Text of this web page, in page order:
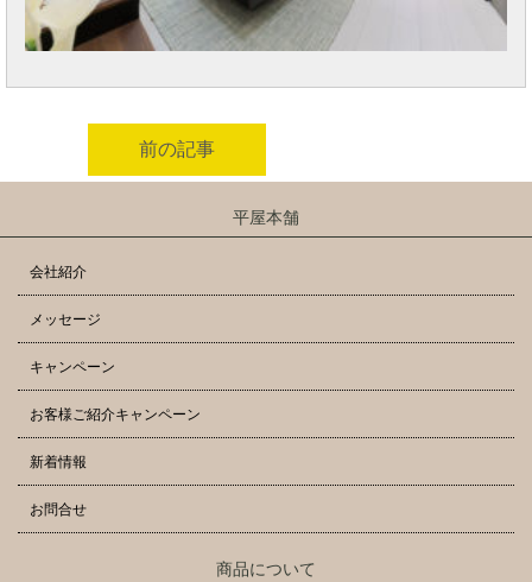
前の記事
平屋本舗
会社紹介
メッセージ
キャンペーン
お客様ご紹介キャンペーン
新着情報
お問合せ
商品について